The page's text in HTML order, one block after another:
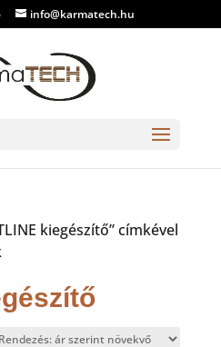
info@karmatech.hu
kiegészítő” címkével